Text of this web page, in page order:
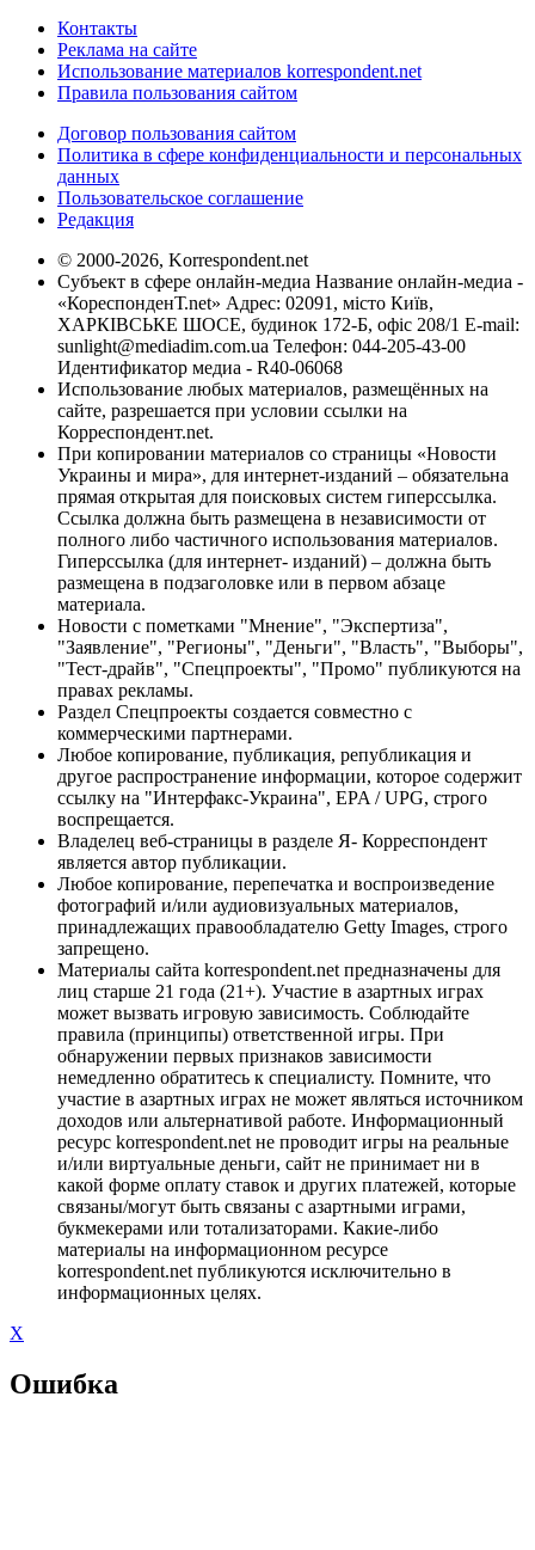
Контакты
Реклама на сайте
Использование материалов korrespondent.net
Правила пользования сайтом
Договор пользования сайтом
Политика в сфере конфиденциальности и персональных
данных
Пользовательское соглашение
Редакция
© 2000-2026, Korrespondent.net
Субъект в сфере онлайн-медиа Название онлайн-медиа -
«КореспонденТ.net» Адрес: 02091, місто Київ,
ХАРКІВСЬКЕ ШОСЕ, будинок 172-Б, офіс 208/1 E-mail:
sunlight@mediadim.com.ua Телефон: 044-205-43-00
Идентификатор медиа - R40-06068
Использование любых материалов, размещённых на
сайте, разрешается при условии ссылки на
Корреспондент.net.
При копировании материалов со страницы «Новости
Украины и мира», для интернет-изданий – обязательна
прямая открытая для поисковых систем гиперссылка.
Ссылка должна быть размещена в независимости от
полного либо частичного использования материалов.
Гиперссылка (для интернет- изданий) – должна быть
размещена в подзаголовке или в первом абзаце
материала.
Новости с пометками "Мнение", "Экспертиза",
"Заявление", "Регионы", "Деньги", "Власть", "Выборы",
"Тест-драйв", "Спецпроекты", "Промо" публикуются на
правах рекламы.
Раздел Спецпроекты создается совместно с
коммерческими партнерами.
Любое копирование, публикация, републикация и
другое распространение информации, которое содержит
ссылку на "Интерфакс-Украина", EPA / UPG, строго
воспрещается.
Владелец веб-страницы в разделе Я- Корреспондент
является автор публикации.
Любое копирование, перепечатка и воспроизведение
фотографий и/или аудиовизуальных материалов,
принадлежащих правообладателю Getty Images, строго
запрещено.
Материалы сайта korrespondent.net предназначены для
лиц старше 21 года (21+). Участие в азартных играх
может вызвать игровую зависимость. Соблюдайте
правила (принципы) ответственной игры. При
обнаружении первых признаков зависимости
немедленно обратитесь к специалисту. Помните, что
участие в азартных играх не может являться источником
доходов или альтернативой работе. Информационный
ресурс korrespondent.net не проводит игры на реальные
и/или виртуальные деньги, сайт не принимает ни в
какой форме оплату ставок и других платежей, которые
связаны/могут быть связаны с азартными играми,
букмекерами или тотализаторами. Какие-либо
материалы на информационном ресурсе
korrespondent.net публикуются исключительно в
информационных целях.
X
Ошибка